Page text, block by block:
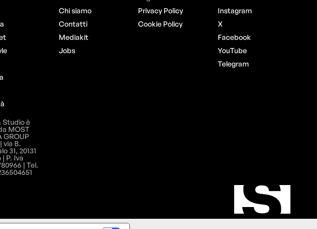
Chi siamo
Contatti
Mediakit
Jobs
Privacy Policy
Cookie Policy
Instagram
X
Facebook
YouTube
Telegram
Studio è
MOST
GROUP
via B.
31, 20131
P. Iva
| Tel.